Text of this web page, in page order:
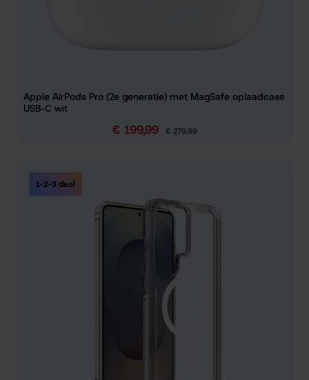
Apple AirPods Pro (2e generatie) met MagSafe oplaadcase
USB-C wit
Verkoopprijs:
€ 199,99 Normale prijs:
€ 279,99
1-2-3 deal